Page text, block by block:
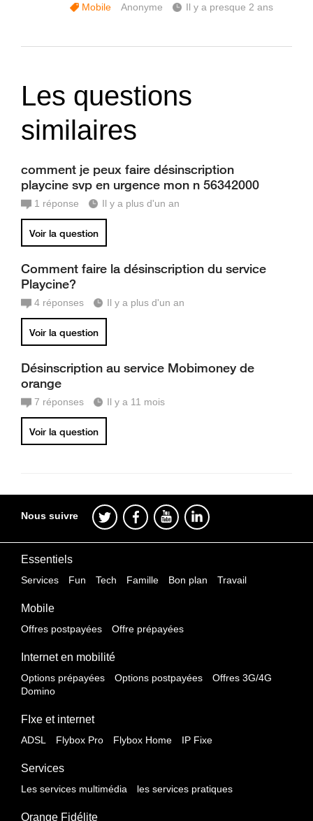
Mobile
Anonyme Il y a presque 2 ans
Les questions
similaires
comment je peux faire désinscription
playcine svp en urgence mon n 56342000
1 réponse Il y a plus d'un an
Voir la question
Comment faire la désinscription du service
Playcine?
4 réponses Il y a plus d'un an
Voir la question
Désinscription au service Mobimoney de
orange
7 réponses Il y a 11 mois
Voir la question
Nous suivre
Essentiels
Services Fun Tech Famille Bon plan Travail
Mobile
Offres postpayées Offre prépayées
Internet en mobilité
Options prépayées Options postpayées
Offres 3G/4G
Domino
FIxe et internet
ADSL Flybox Pro Flybox Home IP Fixe
Services
Les services multimédia les services pratiques
Orange Fidélite